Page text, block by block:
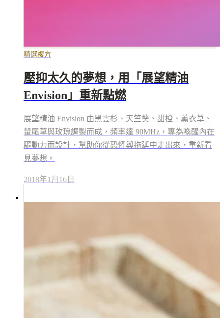
精選複方
壓抑太久的夢想，用「展望精油
Envision」重新點燃
展望精油 Envision 由黑雲杉、天竺葵、甜橙、薰衣草、
鼠尾草與玫瑰調製而成，頻率達 90MHz，專為喚醒內在
驅動力而設計，幫助你從恐懼與拖延中走出來，重新看
見夢想。
2018年1月16日